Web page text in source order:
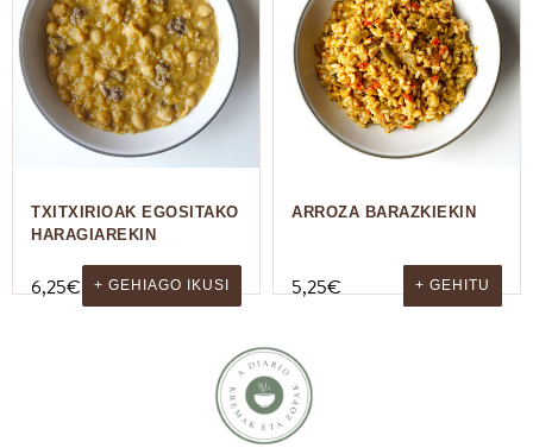
TXITXIRIOAK EGOSITAKO
HARAGIAREKIN
6,25€ + GEHIAGO IKUSI
ARROZA BARAZKIEKIN
5,25€ + GEHITU